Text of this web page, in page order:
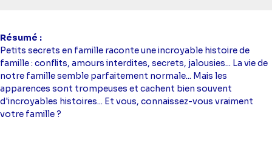
Résumé
Petits secrets en famille raconte une incroyable histoire de
famille : conflits, amours interdites, secrets, jalousies... La vie de
notre famille semble parfaitement normale... Mais les
apparences sont trompeuses et cachent bien souvent
d'incroyables histoires... Et vous, connaissez-vous vraiment
votre famille ?